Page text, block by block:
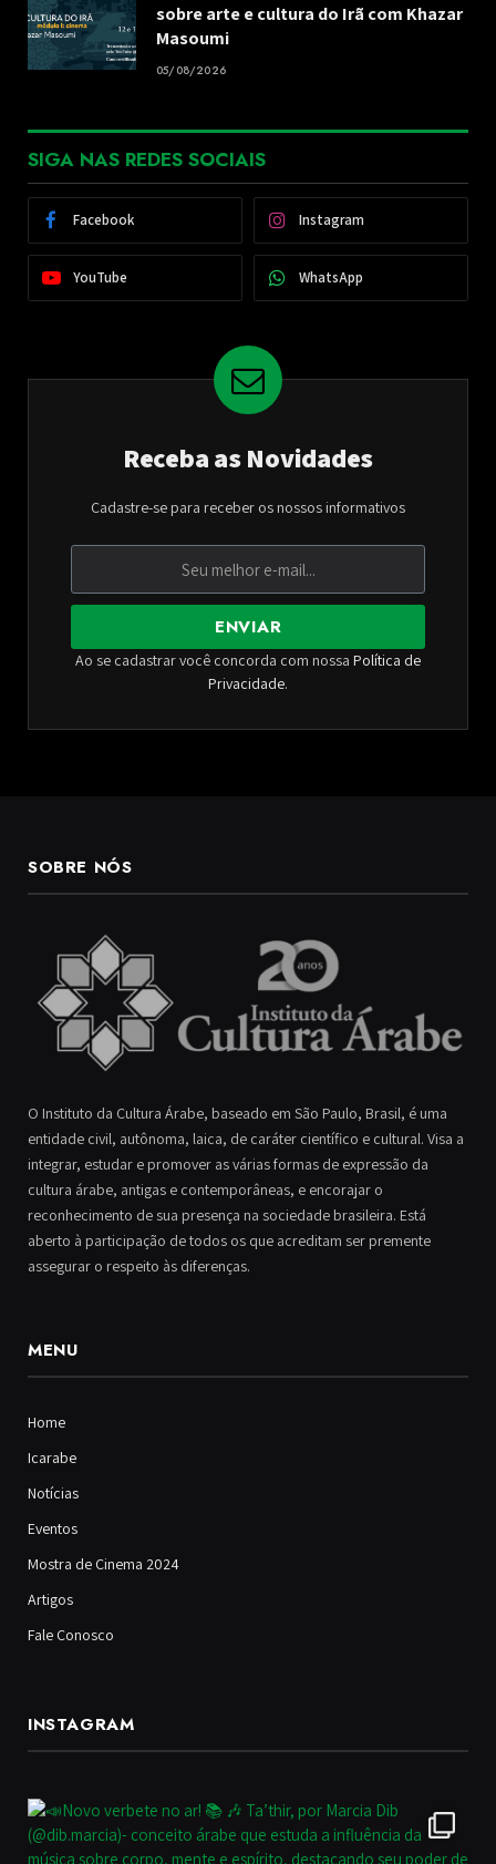
sobre arte e cultura do Irã com Khazar
Masoumi
05/08/2026
SIGA NAS REDES SOCIAIS
Facebook Instagram
YouTube WhatsApp
Receba as Novidades
Cadastre-se para receber os nossos informativos
ENVIAR
Ao se cadastrar você concorda com nossa Política de
Privacidade.
SOBRE NÓS
O Instituto da Cultura Árabe, baseado em São Paulo, Brasil, é uma
entidade civil, autônoma, laica, de caráter científico e cultural. Visa a
integrar, estudar e promover as várias formas de expressão da
cultura árabe, antigas e contemporâneas, e encorajar o
reconhecimento de sua presença na sociedade brasileira. Está
aberto à participação de todos os que acreditam ser premente
assegurar o respeito às diferenças.
MENU
Home
Icarabe
Notícias
Eventos
Mostra de Cinema 2024
Artigos
Fale Conosco
INSTAGRAM